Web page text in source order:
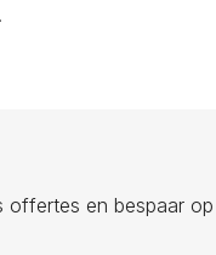
offertes en bespaar